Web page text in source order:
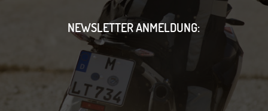
NEWSLETTER ANMELDUNG: